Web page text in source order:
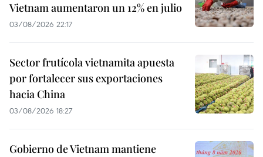
Vietnam aumentaron un 12% en julio
03/08/2026 22:17
Sector frutícola vietnamita apuesta
por fortalecer sus exportaciones
hacia China
03/08/2026 18:27
Gobierno de Vietnam mantiene